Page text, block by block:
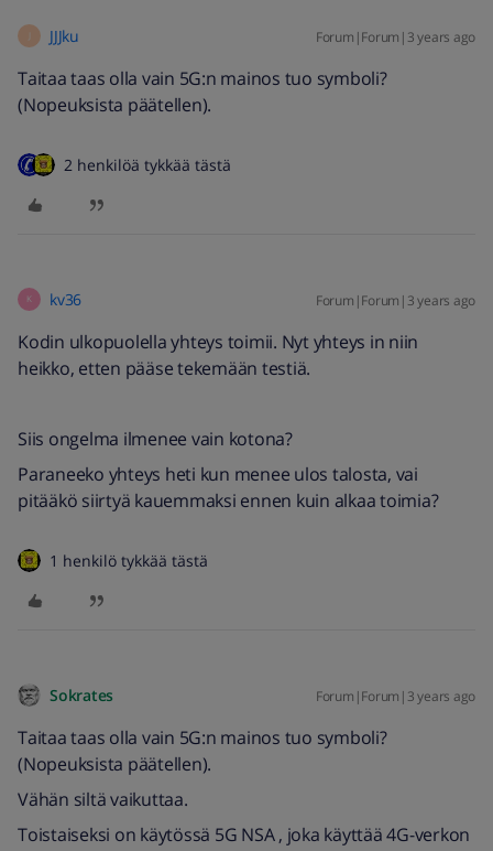
JJJku Forum|Forum|3 years ago
Taitaa taas olla vain 5G:n mainos tuo symboli?
(Nopeuksista päätellen).
2 henkilöä tykkää tästä
K kv36 Forum|Forum|3 years ago
Kodin ulkopuolella yhteys toimii. Nyt yhteys in niin
heikko, etten pääse tekemään testiä.
Siis ongelma ilmenee vain kotona?
Paraneeko yhteys heti kun menee ulos talosta, vai
pitääkö siirtyä kauemmaksi ennen kuin alkaa toimia?
1 henkilö tykkää tästä
Sokrates Forum|Forum|3 years ago
Taitaa taas olla vain 5G:n mainos tuo symboli?
(Nopeuksista päätellen).
Vähän siltä vaikuttaa.
Toistaiseksi on käytössä 5G NSA , joka käyttää 4G-verkon